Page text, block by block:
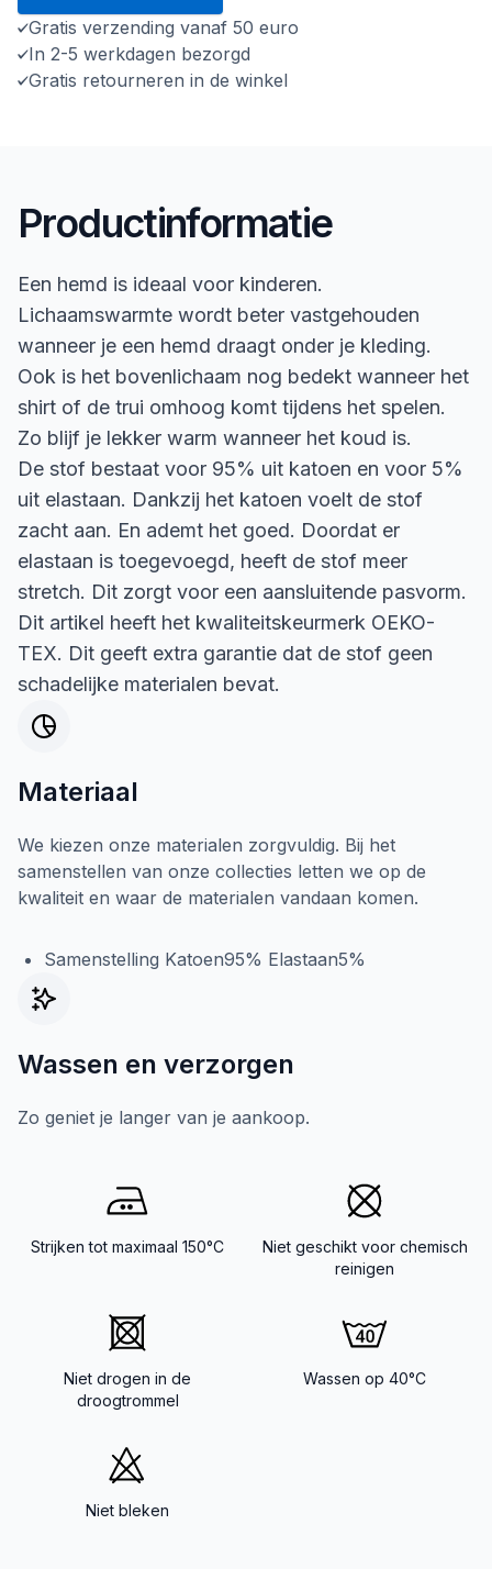
Gratis verzending vanaf 50 euro
In 2-5 werkdagen bezorgd
Gratis retourneren in de winkel
Productinformatie
Een hemd is ideaal voor kinderen.
Lichaamswarmte wordt beter vastgehouden
wanneer je een hemd draagt onder je kleding.
Ook is het bovenlichaam nog bedekt wanneer het
shirt of de trui omhoog komt tijdens het spelen.
Zo blijf je lekker warm wanneer het koud is.
De stof bestaat voor 95% uit katoen en voor 5%
uit elastaan. Dankzij het katoen voelt de stof
zacht aan. En ademt het goed. Doordat er
elastaan is toegevoegd, heeft de stof meer
stretch. Dit zorgt voor een aansluitende pasvorm.
Dit artikel heeft het kwaliteitskeurmerk OEKO-
TEX. Dit geeft extra garantie dat de stof geen
schadelijke materialen bevat.
Materiaal
We kiezen onze materialen zorgvuldig. Bij het
samenstellen van onze collecties letten we op de
kwaliteit en waar de materialen vandaan komen.
Samenstelling Katoen95% Elastaan5%
Wassen en verzorgen
Zo geniet je langer van je aankoop.
Strijken tot maximaal 150°C
Niet geschikt voor chemisch
reinigen
Niet drogen in de
droogtrommel
Wassen op 40°C
Niet bleken